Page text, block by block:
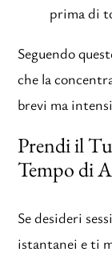
prima di
Seguendo
che la
brevi ma
Prendi il
Tempo di
Se desideri
istantanei e ti